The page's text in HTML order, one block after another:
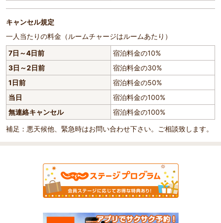
キャンセル規定
一人当たりの料金（ルームチャージはルームあたり）
7日～4日前
宿泊料金の10%
3日～2日前
宿泊料金の30%
1日前
宿泊料金の50%
当日
宿泊料金の100%
無連絡キャンセル
宿泊料金の100%
補足：悪天候他、緊急時はお問い合わせ下さい。ご相談致します。